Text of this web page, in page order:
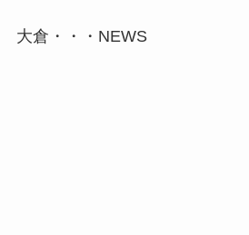
大倉・・・NEWS